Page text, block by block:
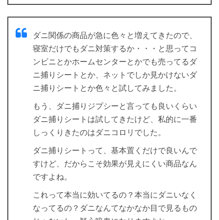
ダニ関係の商品が急に色々と増えてきたので、
寝室だけでもダニ対策するか・・・と思ってコ
ンビニとかホームセンターとかでも売ってるダ
ニ捕りシートとか、ネットでしか見かけないダ
ニ捕りシートとか色々と試してみました。
もう、ダニ捕りジプシーと言っても良いくらい
ダニ捕りシートは試してきたけど、私的に一番
しっくりきたのはダニコロリでした。
ダニ捕りシートって、基本置くだけで良いんで
すけど、だからこそ効果が見えにくい商品なん
ですよね。
これって本当に効いてるの？本当にダニいなく
なってるの？ダニなんてなかなか目で見るもの